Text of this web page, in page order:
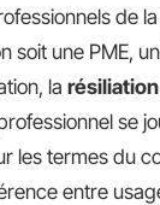
de
soit une PME,
la
se
les termes du
entre